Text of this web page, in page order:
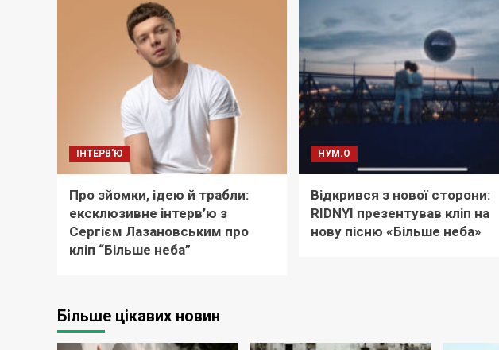
ІНТЕРВ'Ю
Про зйомки, ідею й трабли:
ексклюзивне інтерв’ю з
Сергієм Лазановським про
кліп “Більше неба”
НУМ.О
Відкрився з нової сторони:
RIDNYI презентував кліп на
нову пісню «Більше неба»
Більше цікавих новин